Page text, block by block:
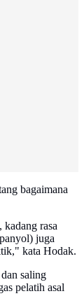
bagaimana
rasa
juga
kata Hodak.
saling
pelatih asal